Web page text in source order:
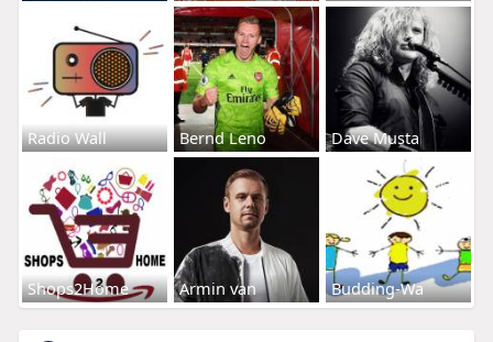
Radio Wall Bernd Leno Dave Musta
Shops2Home Armin van Budding-Wa